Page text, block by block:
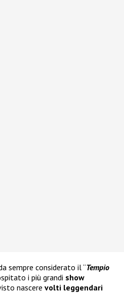
sempre considerato il “Tempio
i più grandi show
nascere volti leggendari